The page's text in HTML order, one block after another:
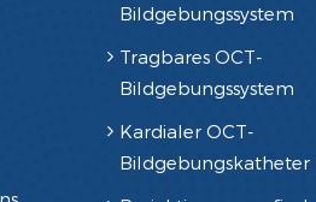
Bildgebungssystem
Tragbares OCT-
Bildgebungssystem
Kardialer OCT-
Bildgebungskatheter